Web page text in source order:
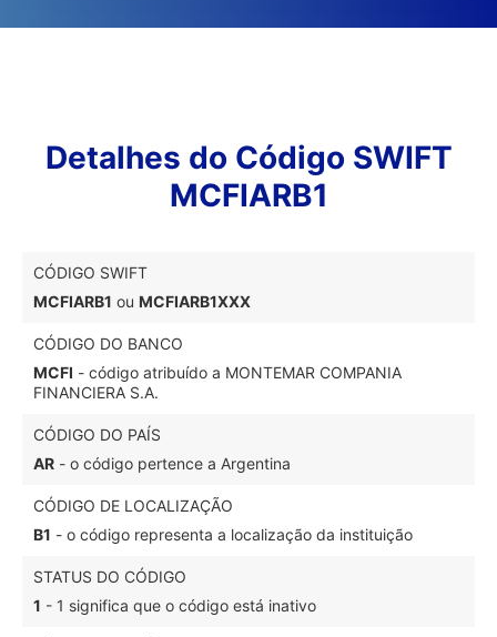
Detalhes do Código SWIFT
MCFIARB1
CÓDIGO SWIFT
MCFIARB1 ou MCFIARB1XXX
CÓDIGO DO BANCO
MCFI - código atribuído a MONTEMAR COMPANIA
FINANCIERA S.A.
CÓDIGO DO PAÍS
AR - o código pertence a Argentina
CÓDIGO DE LOCALIZAÇÃO
B1 - o código representa a localização da instituição
STATUS DO CÓDIGO
1 - 1 significa que o código está inativo